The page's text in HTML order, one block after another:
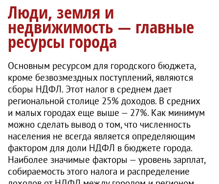
Люди, земля и
недвижимость — главные
ресурсы города
Основным ресурсом для городского бюджета,
кроме безвозмездных поступлений, являются
сборы НДФЛ. Этот налог в среднем дает
региональной столице 25% доходов. В средних
и малых городах еще выше — 27%. Как минимум
можно сделать вывод о том, что численность
населения не всегда является определяющим
фактором для доли НДФЛ в бюджете города.
Наиболее значимые факторы — уровень зарплат,
собираемость этого налога и распределение